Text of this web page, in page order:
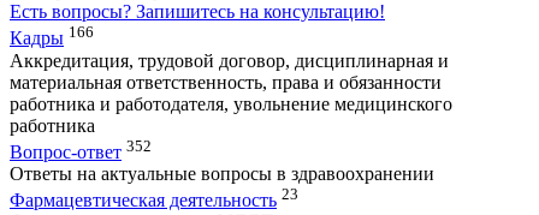
Есть вопросы? Запишитесь на консультацию!
Кадры 166
Аккредитация, трудовой договор, дисциплинарная и
материальная ответственность, права и обязанности
работника и работодателя, увольнение медицинского
работника
Вопрос-ответ 352
Ответы на актуальные вопросы в здравоохранении
Фармацевтическая деятельность 23